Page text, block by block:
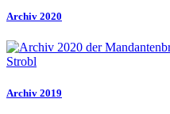
Archiv 2020
Archiv 2019